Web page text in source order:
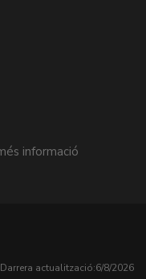
Darrera actualització:6/8/2026